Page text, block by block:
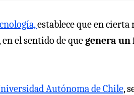
establece que en
el sentido de quegenera un
Autónoma de Chile,